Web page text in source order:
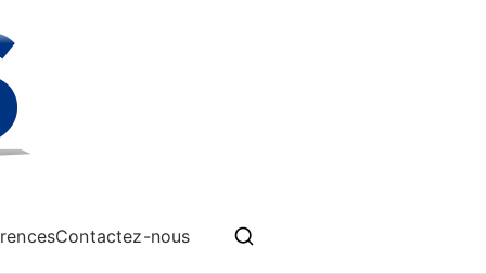
dronesContactez-nous